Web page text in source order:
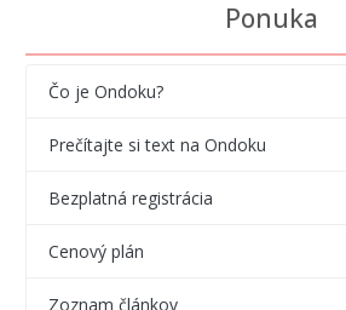
Ponuka
Čo je Ondoku?
Prečítajte si text na Ondoku
Bezplatná registrácia
Cenový plán
Zoznam článkov